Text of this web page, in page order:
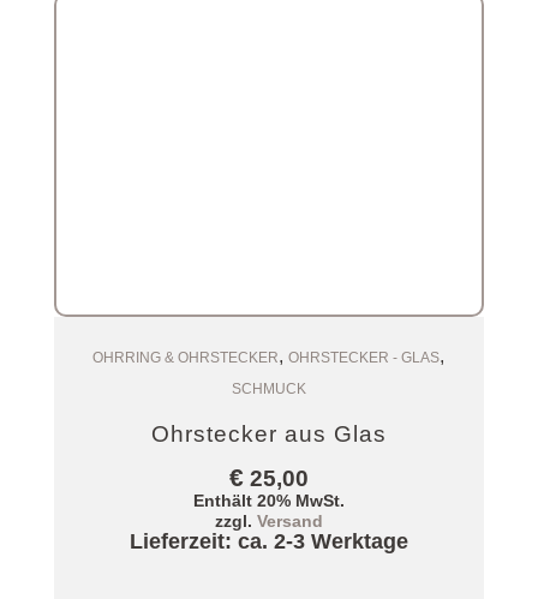
Zum Warenkorb
OHRRING & OHRSTECKER,OHRSTECKER - GLAS,
SCHMUCK
Ohrstecker aus Glas
€25,00
Enthält 20% MwSt.
zzgl. Versand
Lieferzeit: ca. 2-3 Werktage